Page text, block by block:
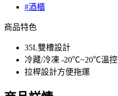
#酒櫃
商品特色
35L雙槽設計
冷藏/冷凍 -20℃~20℃溫控
拉桿設計方便拖運